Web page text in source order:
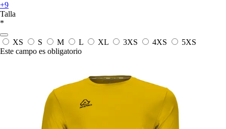
+9
Talla
*
XS S M L XL 3XS 4XS
5XS
Este campo es obligatorio